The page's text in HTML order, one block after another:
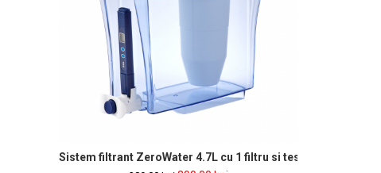
Sistem filtrant ZeroWater 4.7L cu 1 filtru si tester de apa inclus